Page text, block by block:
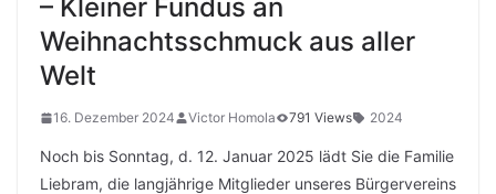
– Kleiner Fundus an
Weihnachtsschmuck aus aller
Welt
16. Dezember 2024 Victor Homola 791 Views 2024
Noch bis Sonntag, d. 12. Januar 2025 lädt Sie die Familie
Liebram, die langjährige Mitglieder unseres Bürgervereins